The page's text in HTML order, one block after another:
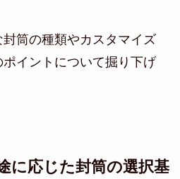
筒の種類やカスタマイズ
イントについて掘り下げ
に応じた封筒の選択基